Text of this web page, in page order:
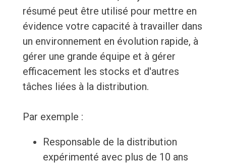
résumé peut être utilisé pour mettre en
évidence votre capacité à travailler dans
un environnement en évolution rapide, à
gérer une grande équipe et à gérer
efficacement les stocks et d'autres
tâches liées à la distribution.
Par exemple :
Responsable de la distribution
expérimenté avec plus de 10 ans